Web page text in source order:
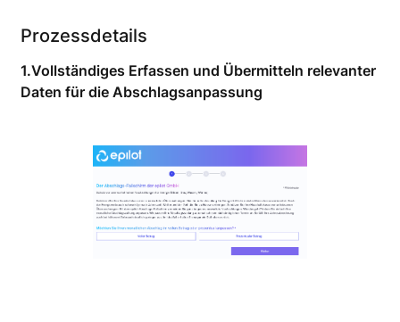
Prozessdetails
1.Vollständiges Erfassen und Übermitteln relevanter
Daten für die Abschlagsanpassung